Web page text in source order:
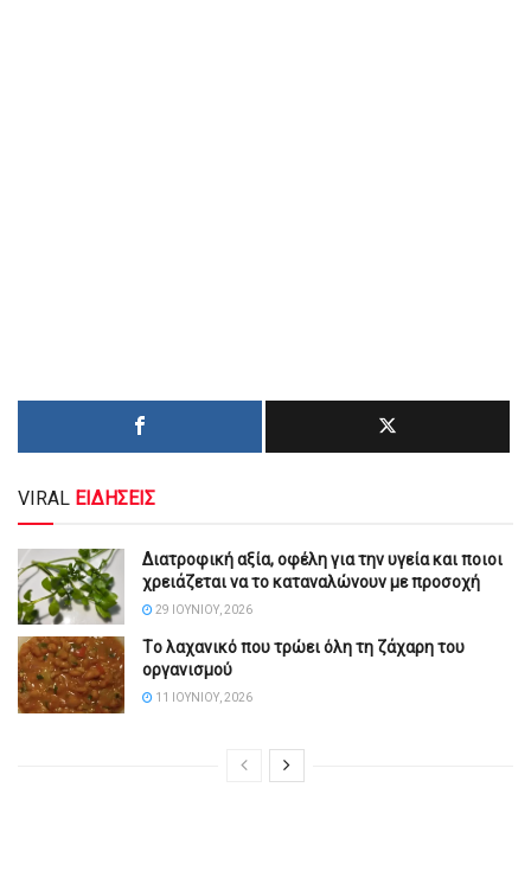
VIRAL ΕΙΔΗΣΕΙΣ
Διατροφική αξία, οφέλη για την υγεία και ποιοι
χρειάζεται να το καταναλώνουν με προσοχή
29 ΙΟΥΝΊΟΥ, 2026
Tο λαχανικό που τρώει όλη τη ζάχαρη του
οργανισμού
11 ΙΟΥΝΊΟΥ, 2026